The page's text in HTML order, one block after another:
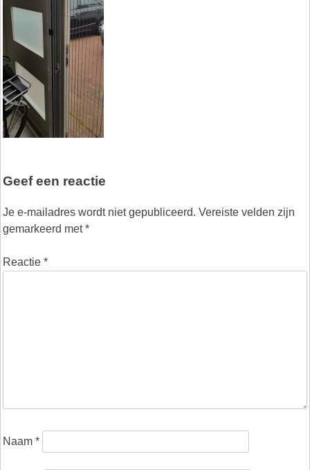
Geef een reactie
Je e-mailadres wordt niet gepubliceerd. Vereiste velden zijn
gemarkeerd met*
Reactie *
Naam *